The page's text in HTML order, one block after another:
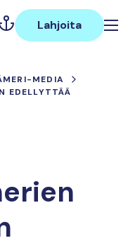
Lahjoita
MEDIA
EDELLYTTÄÄ